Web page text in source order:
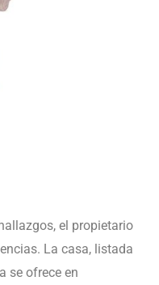
el propietario
La casa, listada
se ofrece en